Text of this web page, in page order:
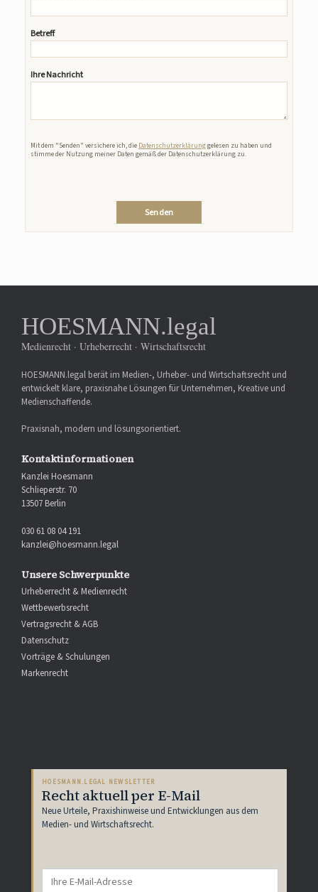
Betreff
Ihre Nachricht
Mit dem "Senden" versichere ich, die Datenschutzerklärunggelesen zu haben und
stimme der Nutzung meiner Daten gemäß der Datenschutzerklärung zu.
HOESMANN.legal
Medienrecht · Urheberrecht · Wirtschaftsrecht
HOESMANN.legal berät im Medien-, Urheber- und Wirtschaftsrecht und
entwickelt klare, praxisnahe Lösungen für Unternehmen, Kreative und
Medienschaffende.
Praxisnah, modern und lösungsorientiert.
Kontaktinformationen
Kanzlei Hoesmann
Schlieperstr. 70
13507 Berlin
030 61 08 04 191
kanzlei@hoesmann.legal
Unsere Schwerpunkte
Urheberrecht & Medienrecht
Wettbewerbsrecht
Vertragsrecht & AGB
Datenschutz
Vorträge & Schulungen
Markenrecht
HOESMANN.LEGAL NEWSLETTER
Recht aktuell per E-Mail
Neue Urteile, Praxishinweise und Entwicklungen aus dem
Medien- und Wirtschaftsrecht.